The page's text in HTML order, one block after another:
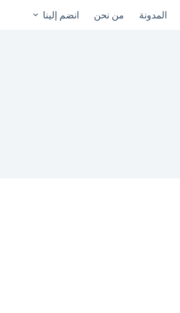
المدونة من نحن انضم إلينا